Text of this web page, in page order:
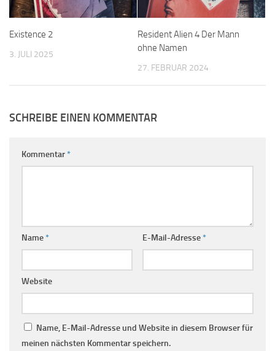
Existence 2
3. JULI 2025
Resident Alien 4 Der Mann
ohne Namen
27. FEBRUAR 2024
SCHREIBE EINEN KOMMENTAR
Kommentar*
Name* E-Mail-Adresse*
Website
Name, E-Mail-Adresse und Website in diesem Browser für
meinen nächsten Kommentar speichern.